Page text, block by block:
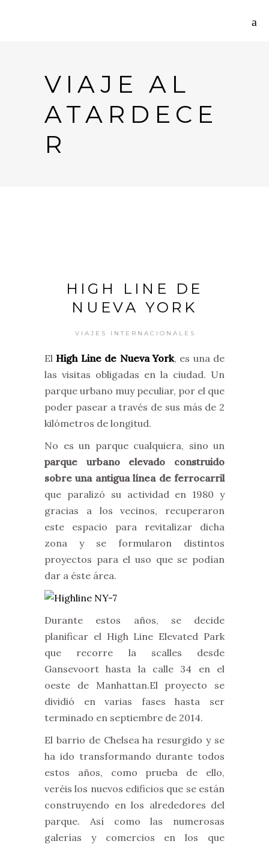
VIAJE AL
ATARDECE
R
HIGH LINE DE
NUEVA YORK
VIAJES INTERNACIONALES
ElHigh Line de Nueva York, es una de
las visitas obligadas en la ciudad. Un
parque urbano muy peculiar, por el que
poder pasear a través de sus más de 2
kilómetros de longitud.
No es un parque cualquiera, sino un
parque urbano elevado construido
sobre una antigua línea de ferrocarril
que paralizó su actividad en 1980 y
gracias a los vecinos, recuperaron
este espacio para revitalizar dicha
zona y se formularon distintos
proyectos para el uso que se podían
dar a éste área.
Durante estos años, se decide
planificar el High Line Elevated Park
que recorre la scalles desde
Gansevoort hasta la calle 34 en el
oeste de Manhattan.El proyecto se
dividió en varias fases hasta ser
terminado en septiembre de 2014.
El barrio de Chelsea ha resurgido y se
ha ido transformando durante todos
estos años, como prueba de ello,
veréis los nuevos edificios que se están
construyendo en los alrededores del
parque. Así como las numerosas
galerías y comercios en los que